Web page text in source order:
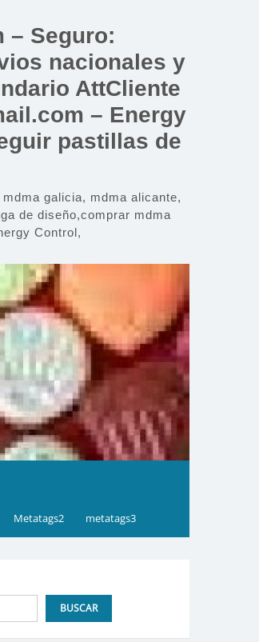
– Seguro:
nacionales y
AttCliente
– Energy
pastillas de
galicia, mdma alicante,
de diseño,comprar mdma
Control,
Metatags2 metatags3
BUSCAR